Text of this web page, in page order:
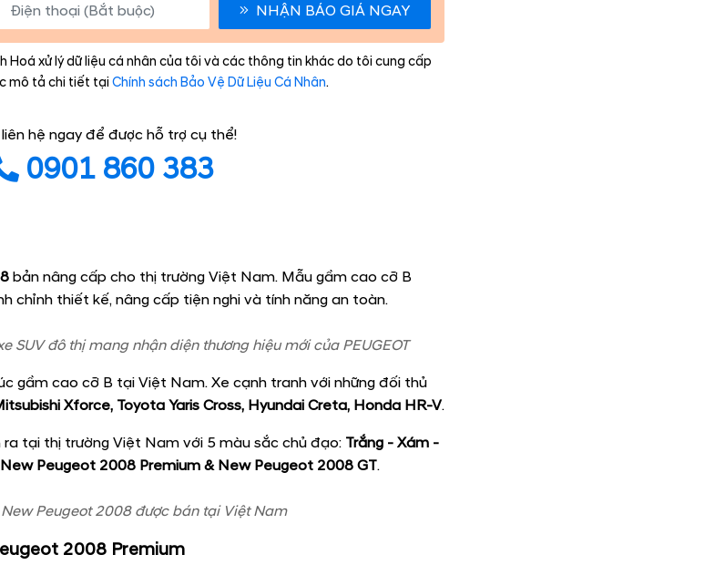
NHẬN BÁO GIÁ NGAY
Hoá xử lý dữ liệu cá nhân của tôi và các thông tin khác do tôi cung cấp
mô tả chi tiết tại Chính sách Bảo Vệ Dữ Liệu Cá Nhân.
hệ ngay để được hỗ trợ cụ thể!
0901 860 383
bản nâng cấp cho thị trường Việt Nam. Mẫu gầm cao cỡ B
chỉnh thiết kế, nâng cấp tiện nghi và tính năng an toàn.
SUV đô thị mang nhận diện thương hiệu mới của PEUGEOT
gầm cao cỡ B tại Việt Nam. Xe cạnh tranh với những đối thủ
Xforce, Toyota Yaris Cross, Hyundai Creta, Honda HR-V.
ra tại thị trường Việt Nam với 5 màu sắc chủ đạo: Trắng - Xám -
New Peugeot 2008 Premium & New Peugeot 2008 GT.